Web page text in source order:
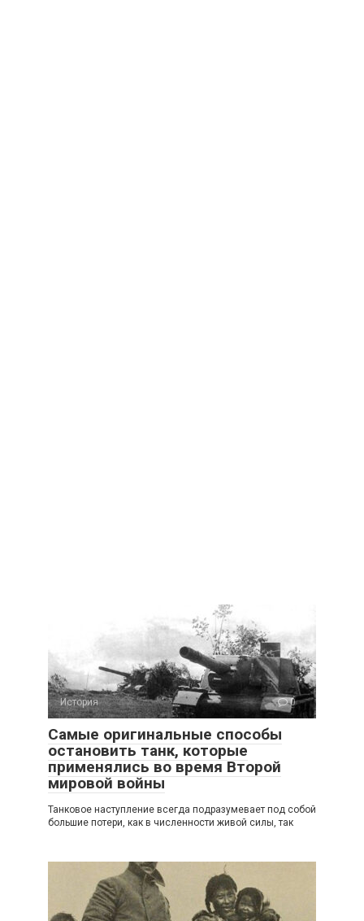
История 0
Самые оригинальные способы
остановить танк, которые
применялись во время Второй
мировой войны
Танковое наступление всегда подразумевает под собой
большие потери, как в численности живой силы, так